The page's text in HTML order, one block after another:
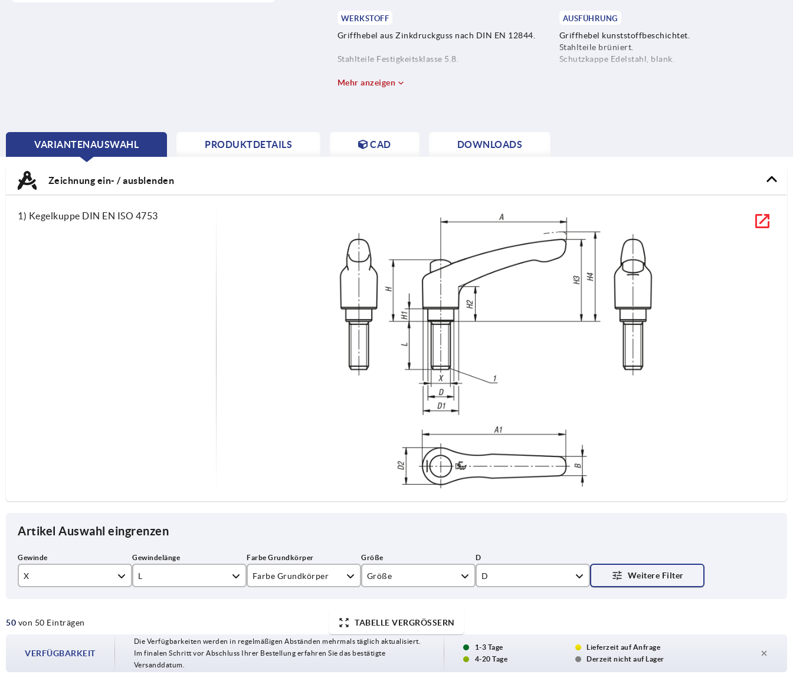
WERKSTOFF
Griffhebel aus Zinkdruckguss nach DIN EN 12844.
Stahlteile Festigkeitsklasse 5.8.
Schutzkappe aus Edelstahl 1.4305.
AUSFÜHRUNG
Griffhebel kunststoffbeschichtet.
Stahlteile brüniert.
Schutzkappe Edelstahl, blank.
Mehr anzeigen
VARIANTENAUSWAHL
CURRENT
PRODUKTDETAILS CAD DOWNLOADS
Zeichnung ein- / ausblenden
1) Kegelkuppe DIN EN ISO 4753
Artikel Auswahl eingrenzen
X
M8
L
25
30
Farbe Grundkörper Größe
3
D
50 von 50 Einträgen TABELLE VERGRÖSSERN
VERFÜGBARKEIT
Die Verfügbarkeiten werden in regelmäßigen Abständen mehrmals täglich aktualisiert.
Im finalen Schritt vor Abschluss Ihrer Bestellung erfahren Sie das bestätigte
Versanddatum.
1-3 Tage
Lieferzeit auf Anfrage
4-20 Tage
Derzeit nicht auf Lager